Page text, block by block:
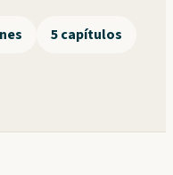
5 capítulos